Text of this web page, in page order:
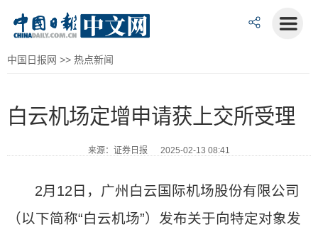
中国日报网 >> 热点新闻
白云机场定增申请获上交所受理
来源：证券日报 2025-02-13 08:41
2月12日，广州白云国际机场股份有限公司
（以下简称“白云机场”）发布关于向特定对象发